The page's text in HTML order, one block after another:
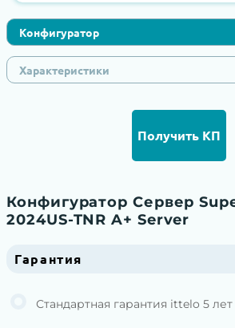
Конфигуратор
Характеристики
Получить КП
Конфигуратор Сервер
2024US-TNR A+ Server
Гарантия
Стандартная гарантия ittelo 5